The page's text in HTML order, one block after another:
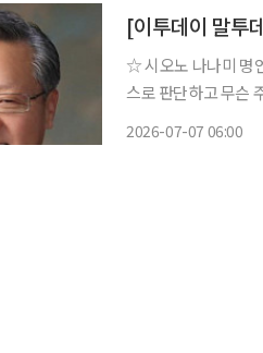
[이투데이 말투
☆ 시오노 나나미 명언 “매력 있는 남자란 자기 냄새를 피우는 사람이다. 스스로 생
스로 판단하고 무슨
2026-07-07 06:00